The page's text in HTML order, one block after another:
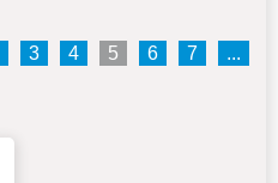
3 4 5 6 7 ...